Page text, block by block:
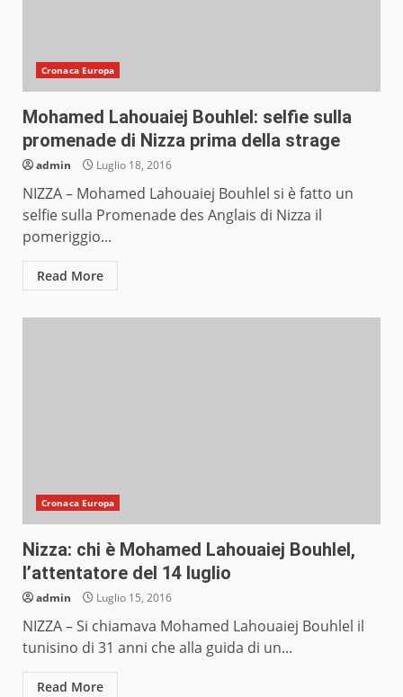
Cronaca Europa
Mohamed Lahouaiej Bouhlel: selfie sulla
promenade di Nizza prima della strage
admin Luglio 18, 2016
NIZZA – Mohamed Lahouaiej Bouhlel si è fatto un
selfie sulla Promenade des Anglais di Nizza il
pomeriggio...
Read More
Cronaca Europa
Nizza: chi è Mohamed Lahouaiej Bouhlel,
l’attentatore del 14 luglio
admin Luglio 15, 2016
NIZZA – Si chiamava Mohamed Lahouaiej Bouhlel il
tunisino di 31 anni che alla guida di un...
Read More